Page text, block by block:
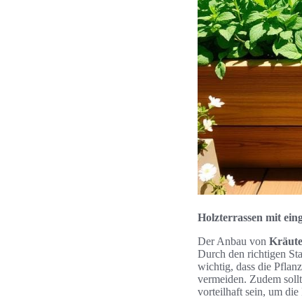
Holzterrassen mit
Der Anbau von
Durch den richtigen
wichtig, dass die
vermeiden. Zudem
vorteilhaft sein, um die